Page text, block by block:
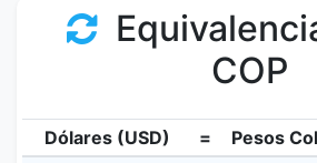
COP
Dólares (USD) =
Pesos